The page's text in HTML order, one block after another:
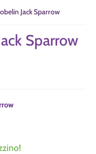
Jack Sparrow
Sparrow